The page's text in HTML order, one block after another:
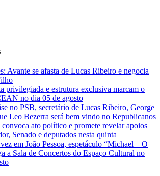
Avante se afasta de Lucas Ribeiro e negocia
privilegiada e estrutura exclusiva marcam o
no dia 05 de agosto
no PSB, secretário de Lucas Ribeiro, George
Leo Bezerra será bem vindo no Republicanos
ato político e promete revelar apoios
Senado e deputados nesta quinta
em João Pessoa, espetáculo “Michael – O
a Sala de Concertos do Espaço Cultural no